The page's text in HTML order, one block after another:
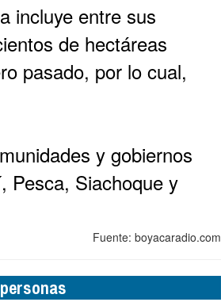
incluye entre sus
de hectáreas
pasado, por lo cual,
y gobiernos
Pesca, Siachoque y
Fuente: boyacaradio.com